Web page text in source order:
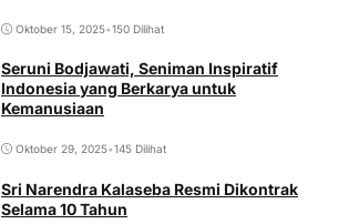
Oktober 15, 2025•150 Dilihat
Seruni Bodjawati, Seniman Inspiratif
Indonesia yang Berkarya untuk
Kemanusiaan
Oktober 29, 2025•145 Dilihat
Sri Narendra Kalaseba Resmi Dikontrak
Selama 10 Tahun